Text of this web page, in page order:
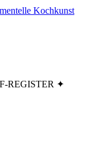
Kochkunst
REGISTER ✦